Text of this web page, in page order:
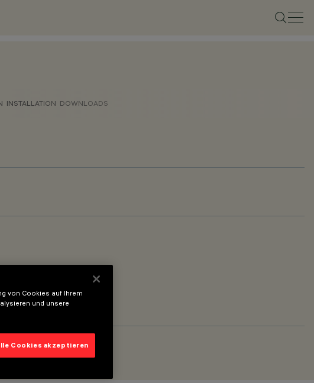
INSTALLATION DOWNLOADS
von Cookies auf Ihrem
und unsere
Cookies akzeptieren